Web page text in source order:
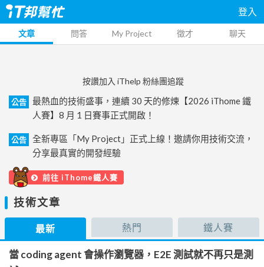
登入
文章 問答 My Project 徵才 聊天
按讚加入 iThelp 粉絲團追蹤
公告
最熱血的技術盛事，連續 30 天的修煉【2026 iThome 鐵
人賽】8 月 1 日賽事正式開啟！
公告
全新專區「My Project」正式上線！邀請你用技術交流，
分享最真實的開發經驗
前往 iThome鐵人賽
技術文章
最新 熱門 鐵人賽
當 coding agent 會操作瀏覽器，E2E 測試就不再只是測